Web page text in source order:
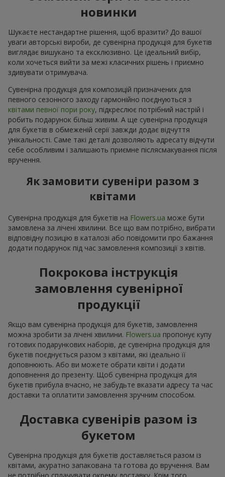
новинки
Шукаєте нестандартне рішення, щоб вразити? До вашої
уваги авторські вироби, де сувенірна продукція для букетів
виглядає вишукано та ексклюзивно. Це ідеальний вибір,
коли хочеться вийти за межі класичних рішень і приємно
здивувати отримувача.
Сувенірна продукція для композицій призначених для
певного сезонного заходу гармонійно поєднуються з
квітами певної пори року, підкреслює потрібний настрій і
робить подарунок більш живим. А ще сувенірна продукція
для букетів в обмеженій серії завжди додає відчуття
унікальності. Саме такі деталі дозволяють адресату відчути
себе особливим і залишають приємне післясмакування після
вручення.
Як замовити сувеніри разом з
квітами
Сувенірна продукція для букетів на Flowers.ua може бути
замовлена за лічені хвилини. Все що вам потрібно, вибрати
відповідну позицію в каталозі або повідомити про бажання
додати подарунок під час замовлення композиції з квітів.
Покрокова інструкція
замовлення сувенірної
продукції
Якщо вам сувенірна продукція для букетів, замовлення
можна зробити за лічені хвилини. Flowers.ua пропонує купу
готових подарункових наборів, де сувенірна продукція для
букетів поєднується разом з квітами, які ідеально її
доповнюють. Або ви можете обрати квіти і додати
доповнення до презенту. Щоб сувенірна продукція для
букетів прибула вчасно, не забудьте вказати адресу та час
доставки та оплатити замовлення зручним способом.
Доставка сувенірів разом із
букетом
Сувенірна продукція для букетів доставляється разом із
квітами, акуратно запакована та готова до вручення. Вам
не потрібно сплачувати окрему доставку. Крім того,